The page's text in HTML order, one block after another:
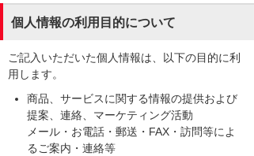
個人情報の利用目的について
ご記入いただいた個人情報は、以下の目的に利
用します。
商品、サービスに関する情報の提供および
提案、連絡、マーケティング活動
メール・お電話・郵送・FAX・訪問等によ
るご案内・連絡等